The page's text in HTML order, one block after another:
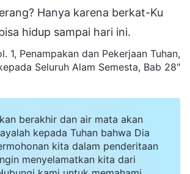
Hanya karena berkat-Ku
hidup sampai hari ini.
1, Penampakan dan Pekerjaan Tuhan,
Seluruh Alam Semesta, Bab 28"
berakhir dan air mata akan
kepada Tuhan bahwa Dia
kita dalam penderitaan
menyelamatkan kita dari